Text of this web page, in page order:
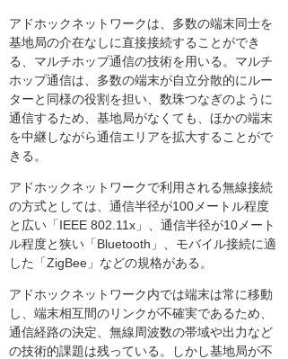
アドホックネットワークは、多数の端末同士を
基地局の介在なしに直接接続することができ
る、マルチホップ通信の技術を用いる。マルチ
ホップ通信は、多数の端末が自立分散的にルー
ターと同様の役割を担い、数珠つなぎのように
通信するため、基地局がなくても、ほかの端末
を中継しながら通信エリアを拡大することがで
きる。
アドホックネットワークで利用される無線接続
の方式としては、通信半径が100メートル程度
と広い「IEEE 802.11x」、通信半径が10メート
ル程度と狭い「Bluetooth」、モバイル接続に適
した「ZigBee」などの規格がある。
アドホックネットワーク内では端末は常に移動
し、端末相互間のリンクが不確実であるため、
通信経路の決定、無線周波数の帯域や出力など
の技術的課題は残っている。しかし基地局が不